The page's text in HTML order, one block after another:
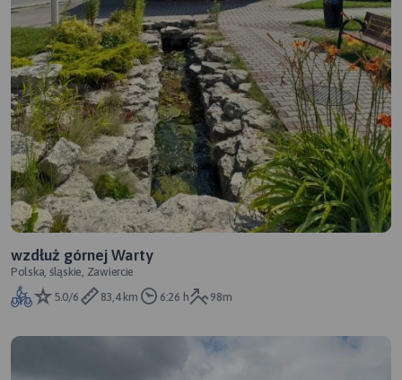
wzdłuż górnej Warty
Polska, śląskie, Zawiercie
5.0/6
83,4 km 6:26 h 98m